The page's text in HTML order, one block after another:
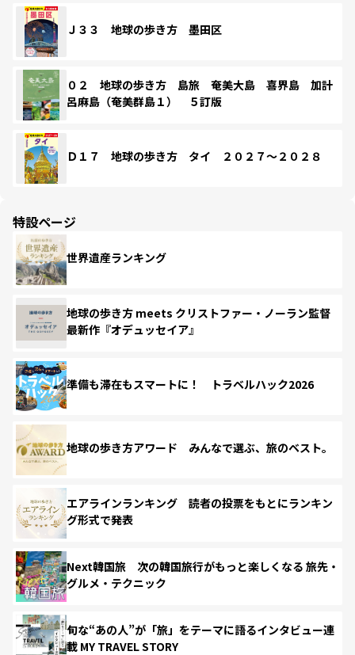
Ｊ３３ 地球の歩き方 墨田区
０２ 地球の歩き方 島旅 奄美大島 喜界島 加計
呂麻島（奄美群島１） ５訂版
Ｄ１７ 地球の歩き方 タイ ２０２７～２０２８
特設ページ
世界遺産ランキング
地球の歩き方 meets クリストファー・ノーラン監督
最新作『オデュッセイア』
準備も滞在もスマートに！ トラベルハック2026
地球の歩き方アワード みんなで選ぶ、旅のベスト。
エアラインランキング 読者の投票をもとにランキン
グ形式で発表
Next韓国旅 次の韓国旅行がもっと楽しくなる 旅先・
グルメ・テクニック
旬な“あの人”が「旅」をテーマに語るインタビュー連
載 MY TRAVEL STORY